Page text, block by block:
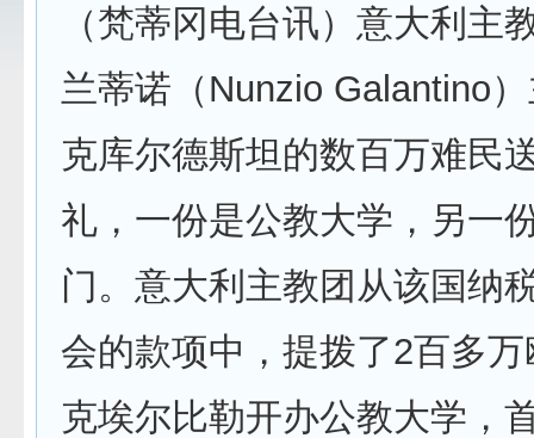
（梵蒂冈电台讯）意大利主
兰蒂诺（Nunzio Galantino
克库尔德斯坦的数百万难民
礼，一份是公教大学，另一
门。意大利主教团从该国纳
会的款项中，提拨了2百多
克埃尔比勒开办公教大学，